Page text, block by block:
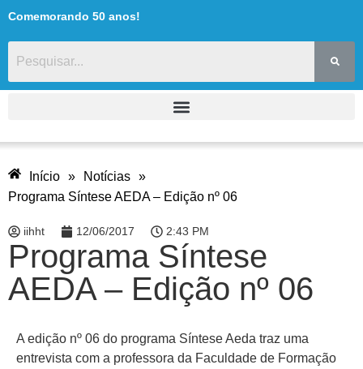
Comemorando 50 anos!
Início » Notícias »
Programa Síntese AEDA – Edição nº 06
iihht 12/06/2017 2:43 PM
Programa Síntese
AEDA – Edição nº 06
A edição nº 06 do programa Síntese Aeda traz uma
entrevista com a professora da Faculdade de Formação